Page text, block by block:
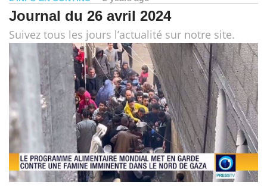
Journal du 26 avril 2024
Suivez tous les jours l’actualité sur notre site.